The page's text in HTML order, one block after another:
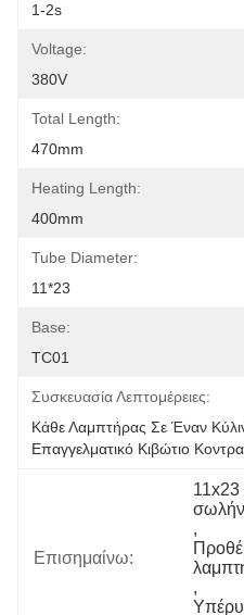
1-2s
Voltage:
380V
Total Length:
470mm
Heating Length:
400mm
Tube Diameter:
11*23
Base:
TC01
Συσκευασία Λεπτομέρειες:
Κάθε Λαμπτήρας Σε Έναν
Επαγγελματικό Κιβώτιο
Επισημαίνω:
11x23
,
,